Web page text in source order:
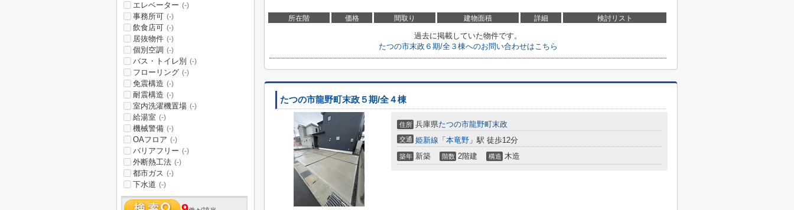
所在階 価格 間取り 建物面積 詳細 検討リスト
過去に掲載していた物件です。
たつの市末政６期/全３棟へのお問い合わせはこちら
たつの市龍野町末政５期/全４棟
住所 兵庫県たつの市龍野町末政
交通 姫新線 「 本竜野 」駅 徒歩12分
築年 新築 階数 2階建 構造 木造
エレベーター (-)
事務所可 (-)
飲食店可 (-)
居抜物件 (-)
個別空調 (-)
バス・トイレ別 (-)
フローリング (-)
免震構造 (-)
耐震構造 (-)
室内洗濯機置場 (-)
給湯室 (-)
機械警備 (-)
OAフロア (-)
バリアフリー (-)
外断熱工法 (-)
都市ガス (-)
下水道 (-)